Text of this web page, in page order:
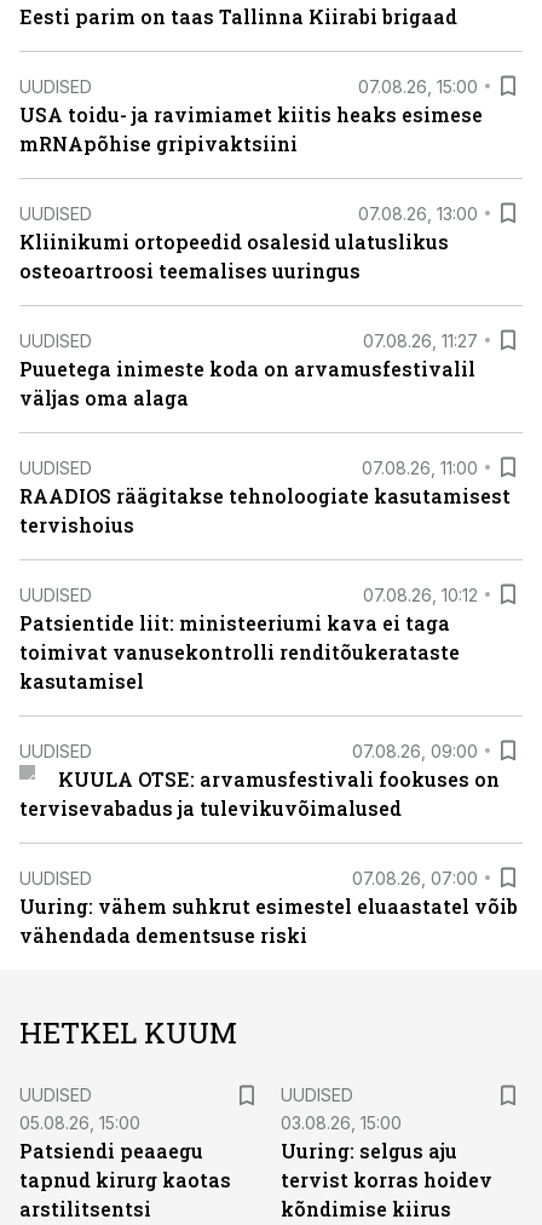
Eesti parim on taas Tallinna Kiirabi brigaad
UUDISED 07.08.26, 15:00
USA toidu- ja ravimiamet kiitis heaks esimese
mRNApõhise gripivaktsiini
UUDISED 07.08.26, 13:00
Kliinikumi ortopeedid osalesid ulatuslikus
osteoartroosi teemalises uuringus
UUDISED 07.08.26, 11:27
Puuetega inimeste koda on arvamusfestivalil
väljas oma alaga
UUDISED 07.08.26, 11:00
RAADIOS räägitakse tehnoloogiate kasutamisest
tervishoius
UUDISED 07.08.26, 10:12
Patsientide liit: ministeeriumi kava ei taga
toimivat vanusekontrolli renditõukerataste
kasutamisel
UUDISED 07.08.26, 09:00
KUULA OTSE: arvamusfestivali fookuses on
tervisevabadus ja tulevikuvõimalused
UUDISED 07.08.26, 07:00
Uuring: vähem suhkrut esimestel eluaastatel võib
vähendada dementsuse riski
HETKEL KUUM
UUDISED
05.08.26, 15:00
Patsiendi peaaegu
tapnud kirurg kaotas
arstilitsentsi
UUDISED
03.08.26, 15:00
Uuring: selgus aju
tervist korras hoidev
kõndimise kiirus